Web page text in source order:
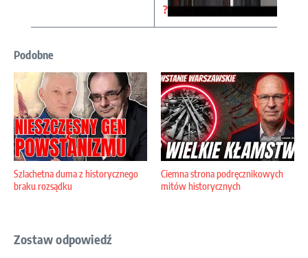
?
Podobne
Szlachetna duma z historycznego
braku rozsądku
Ciemna strona podręcznikowych
mitów historycznych
Zostaw odpowiedź